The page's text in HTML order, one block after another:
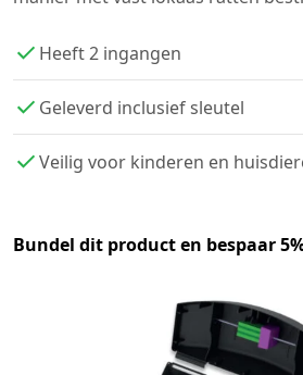
Heeft 2 ingangen
Geleverd inclusief sleutel
Veilig voor kinderen en
Bundel dit product en bespaar